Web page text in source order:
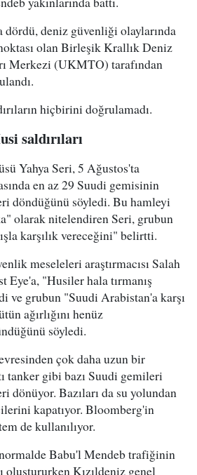
dördü, deniz güvenliği olaylarında
olan Birleşik Krallık Deniz
Merkezi (UKMTO) tarafından
hiçbirini doğrulamadı.
saldırıları
Yahya Seri, 5 Ağustos'ta
en az 29 Suudi gemisinin
döndüğünü söyledi. Bu hamleyi
olarak nitelendiren Seri, grubun
karşılık vereceğini" belirtti.
meseleleri araştırmacısı Salah
"Husiler hala tırmanış
ve grubun "Suudi Arabistan'a karşı
ağırlığını henüz
söyledi.
çok daha uzun bir
tanker gibi bazı Suudi gemileri
dönüyor. Bazıları da su yolundan
kapatıyor. Bloomberg'in
de kullanılıyor.
Babu'l Mendeb trafiğinin
oluştururken Kızıldeniz genel